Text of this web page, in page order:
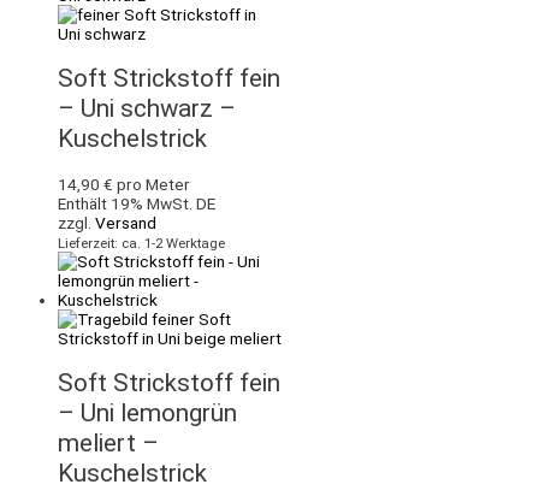
Soft Strickstoff fein
– Uni schwarz –
Kuschelstrick
14,90 € pro Meter
Enthält 19% MwSt. DE
zzgl. Versand
Lieferzeit: ca. 1-2 Werktage
Soft Strickstoff fein
– Uni lemongrün
meliert –
Kuschelstrick